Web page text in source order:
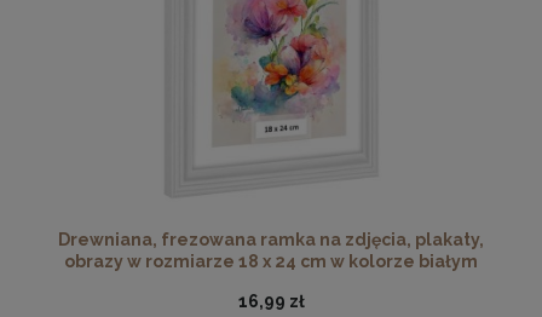
Drewniana, frezowana ramka na zdjęcia, plakaty,
obrazy w rozmiarze 18 x 24 cm w kolorze białym
16,99 zł